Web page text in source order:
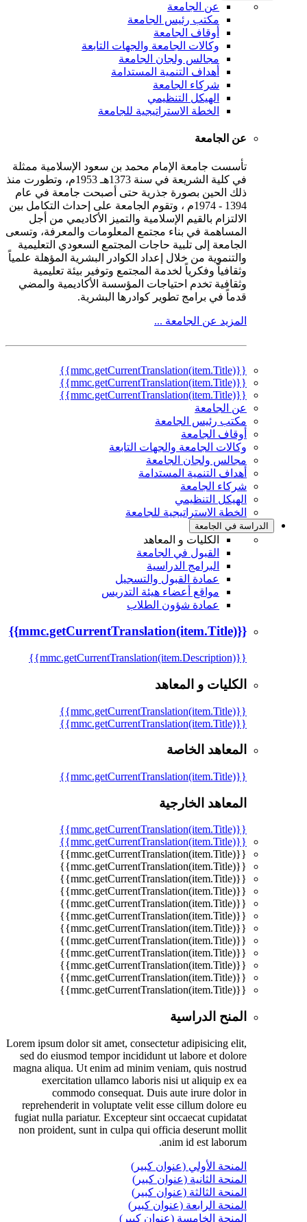
عن الجامعة
مكتب رئيس الجامعة
أوقاف الجامعة
وكالات الجامعة والجهات التابعة
مجالس ولجان الجامعة
أهداف التنمية المستدامة
شركاء الجامعة
الهيكل التنظيمي
الخطة الاستراتيجية للجامعة
عن الجامعة
تأسست جامعة الإمام محمد بن سعود الإسلامية ممثلة
في كلية الشريعة في سنة 1373هـ 1953م، وتطورت منذ
ذلك الحين بصورة جذرية حتى أصبحت جامعة في عام
1394 - 1974م ، وتقوم الجامعة على إحداث التكامل بين
الالتزام بالقيم الإسلامية والتميز الأكاديمي من أجل
المساهمة في بناء مجتمع المعلومات والمعرفة، وتسعى
الجامعة إلى تلبية حاجات المجتمع السعودي التعليمية
والتنموية من خلال إعداد الكوادر البشرية المؤهلة علمياً
وثقافياً وفكرياً لخدمة المجتمع وتوفير بيئة تعليمية
وثقافية تخدم احتياجات المؤسسة الأكاديمية والمضي
قدماً في برامج تطوير كوادرها البشرية.
المزيد عن الجامعة ...
{{mmc.getCurrentTranslation(item.Title)}}
{{mmc.getCurrentTranslation(item.Title)}}
{{mmc.getCurrentTranslation(item.Title)}}
عن الجامعة
مكتب رئيس الجامعة
أوقاف الجامعة
وكالات الجامعة والجهات التابعة
مجالس ولجان الجامعة
أهداف التنمية المستدامة
شركاء الجامعة
الهيكل التنظيمي
الخطة الاستراتيجية للجامعة
الدراسة في الجامعة
الكليات و المعاهد
القبول في الجامعة
البرامج الدراسية
عمادة القبول والتسجيل
مواقع أعضاء هيئة التدريس
عمادة شؤون الطلاب
{{mmc.getCurrentTranslation(item.Title)}}
{{mmc.getCurrentTranslation(item.Description)}}
الكليات و المعاهد
{{mmc.getCurrentTranslation(item.Title)}}
{{mmc.getCurrentTranslation(item.Title)}}
المعاهد الخاصة
{{mmc.getCurrentTranslation(item.Title)}}
المعاهد الخارجية
{{mmc.getCurrentTranslation(item.Title)}}
{{mmc.getCurrentTranslation(item.Title)}}
{{mmc.getCurrentTranslation(item.Title)}}
{{mmc.getCurrentTranslation(item.Title)}}
{{mmc.getCurrentTranslation(item.Title)}}
{{mmc.getCurrentTranslation(item.Title)}}
{{mmc.getCurrentTranslation(item.Title)}}
{{mmc.getCurrentTranslation(item.Title)}}
{{mmc.getCurrentTranslation(item.Title)}}
{{mmc.getCurrentTranslation(item.Title)}}
{{mmc.getCurrentTranslation(item.Title)}}
{{mmc.getCurrentTranslation(item.Title)}}
{{mmc.getCurrentTranslation(item.Title)}}
{{mmc.getCurrentTranslation(item.Title)}}
المنح الدراسية
Lorem ipsum dolor sit amet, consectetur adipisicing elit,
sed do eiusmod tempor incididunt ut labore et dolore
magna aliqua. Ut enim ad minim veniam, quis nostrud
exercitation ullamco laboris nisi ut aliquip ex ea
commodo consequat. Duis aute irure dolor in
reprehenderit in voluptate velit esse cillum dolore eu
fugiat nulla pariatur. Excepteur sint occaecat cupidatat
non proident, sunt in culpa qui officia deserunt mollit
anim id est laborum.
المنحة الأولي (عنوان كبير)
المنحة الثانية (عنوان كبير)
المنحة الثالثة (عنوان كبير)
المنحة الرابعة (عنوان كبير)
المنحة الخامسة (عنوان كبير)